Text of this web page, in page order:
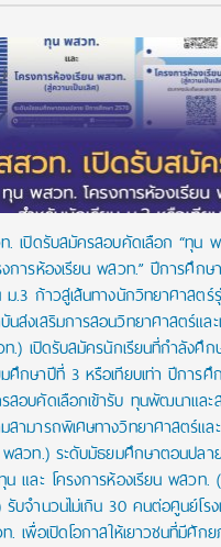
. เปิดรับสมัครสอบคัดเลือก “ทุน
งการห้องเรียน พสวท.” ปีการศึกษ
.3 ก้าวสู่เส้นทางนักวิทยาศาสตร์
นส่งเสริมการสอนวิทยาศาสตร์และ
.) เปิดรับสมัครนักเรียนที่กำลังศึก
ศึกษาปีที่ 3 หรือเทียบเท่า ปีการศึ
สอบคัดเลือกเข้ารับ ทุนพัฒนาและ
สามารถพิเศษทางวิทยาศาสตร์และ
สวท.) ระดับมัธยมศึกษาตอนปลา
และ โครงการห้องเรียน พสวท.
รับจำนวนไม่เกิน 30 คนต่อศูนย์โรง
. เพื่อเปิดโอกาสให้เยาวชนที่มีศัก